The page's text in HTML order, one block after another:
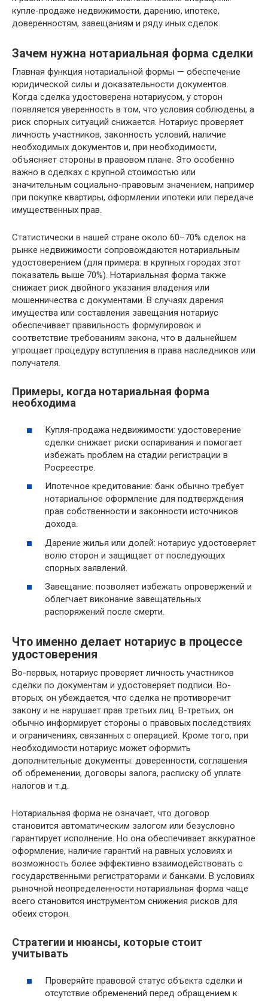
купле-продаже недвижимости, дарению, ипотеке,
доверенностям, завещаниям и ряду иных сделок.
Зачем нужна нотариальная форма сделки
Главная функция нотариальной формы — обеспечение
юридической силы и доказательности документов.
Когда сделка удостоверена нотариусом, у сторон
появляется уверенность в том, что условия соблюдены, а
риск спорных ситуаций снижается. Нотариус проверяет
личность участников, законность условий, наличие
необходимых документов и, при необходимости,
объясняет стороны в правовом плане. Это особенно
важно в сделках с крупной стоимостью или
значительным социально-правовым значением, например
при покупке квартиры, оформлении ипотеки или передаче
имущественных прав.
Статистически в нашей стране около 60–70% сделок на
рынке недвижимости сопровождаются нотариальным
удостоверением (для примера: в крупных городах этот
показатель выше 70%). Нотариальная форма также
снижает риск двойного указания владения или
мошенничества с документами. В случаях дарения
имущества или составления завещания нотариус
обеспечивает правильность формулировок и
соответствие требованиям закона, что в дальнейшем
упрощает процедуру вступления в права наследников или
получателя.
Примеры, когда нотариальная форма
необходима
Купля-продажа недвижимости: удостоверение
сделки снижает риски оспаривания и помогает
избежать проблем на стадии регистрации в
Росреестре.
Ипотечное кредитование: банк обычно требует
нотариальное оформление для подтверждения
прав собственности и законности источников
дохода.
Дарение жилья или долей: нотариус удостоверяет
волю сторон и защищает от последующих
спорных заявлений.
Завещание: позволяет избежать опровержений и
облегчает виконание завещательных
распоряжений после смерти.
Что именно делает нотариус в процессе
удостоверения
Во-первых, нотариус проверяет личность участников
сделки по документам и удостоверяет подписи. Во-
вторых, он убеждается, что сделка не противоречит
закону и не нарушает прав третьих лиц. В-третьих, он
обычно информирует стороны о правовых последствиях
и ограничениях, связанных с операцией. Кроме того, при
необходимости нотариус может оформить
дополнительные документы: доверенности, соглашения
об обременении, договоры залога, расписку об уплате
налогов и т.д.
Нотариальная форма не означает, что договор
становится автоматическим залогом или безусловно
гарантирует исполнение. Но она обеспечивает аккуратное
оформление, наличие гарантий на равных условиях и
возможность более эффективно взаимодействовать с
государственными регистраторами и банками. В условиях
рыночной неопределенности нотариальная форма чаще
всего становится инструментом снижения рисков для
обеих сторон.
Стратегии и нюансы, которые стоит
учитывать
Проверяйте правовой статус объекта сделки и
отсутствие обременений перед обращением к